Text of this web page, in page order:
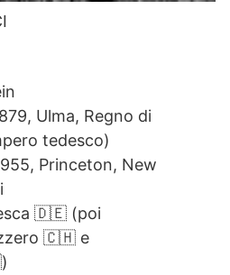
Ulma, Regno di
tedesco)
Princeton, New
🇩🇪 (poi
🇨🇭 e